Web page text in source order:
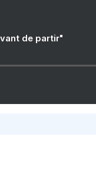
de partir"